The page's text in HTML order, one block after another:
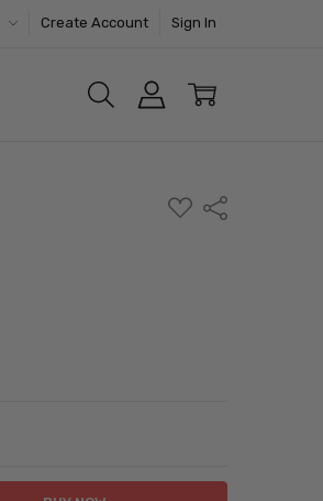
Create Account Sign In
ADD
TO
Share